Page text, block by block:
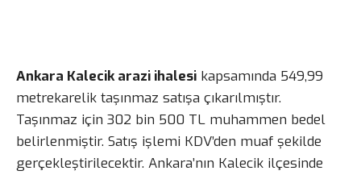
Ankara Kalecik arazi ihalesi kapsamında 549,99
metrekarelik taşınmaz satışa çıkarılmıştır.
Taşınmaz için 302 bin 500 TL muhammen bedel
belirlenmiştir. Satış işlemi KDV’den muaf şekilde
gerçekleştirilecektir. Ankara’nın Kalecik ilçesinde